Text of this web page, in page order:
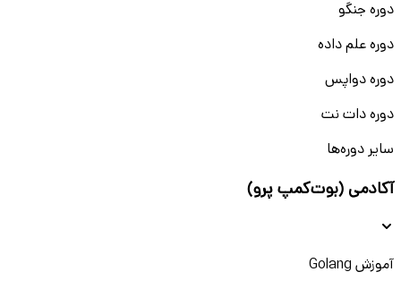
دوره جنگو
دوره علم داده
دوره دواپس
دوره دات نت
سایر دوره‌ها
آکادمی (بوت‌کمپ پرو)
آموزش Golang